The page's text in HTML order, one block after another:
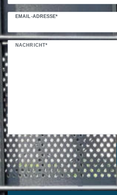
EMAIL-ADRESSE*
NACHRICHT*